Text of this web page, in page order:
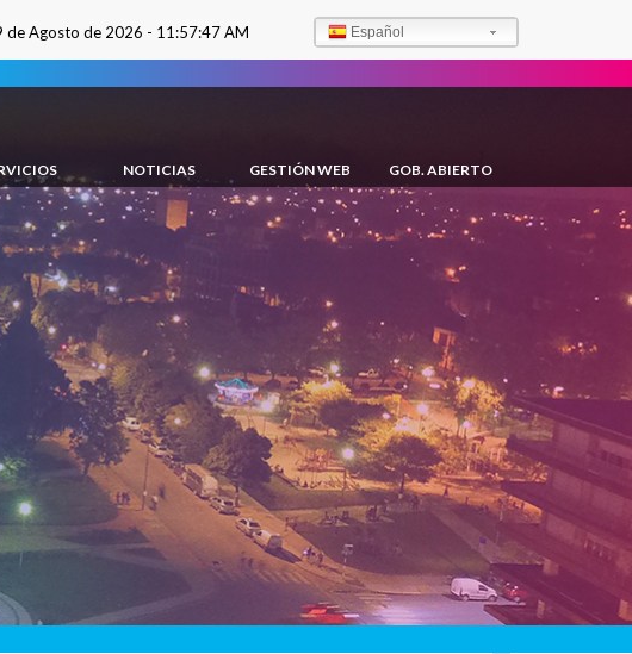
de Agosto de 2026 - 11:57:48 AM Español
NOTICIAS GESTIÓN WEB GOB. ABIERTO